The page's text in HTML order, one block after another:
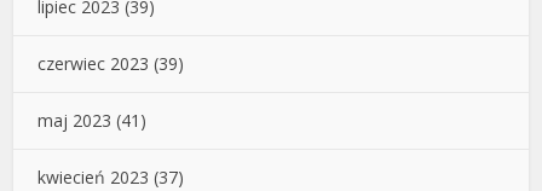
lipiec 2023 (39)
czerwiec 2023 (39)
maj 2023 (41)
kwiecień 2023 (37)